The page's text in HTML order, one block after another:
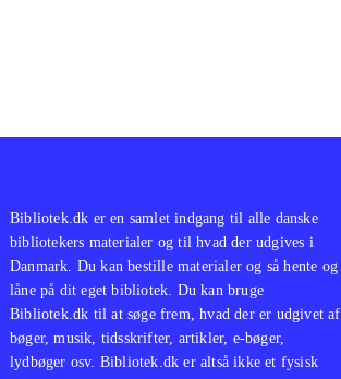
Bibliotek.dk er en samlet indgang til alle danske
bibliotekers materialer og til hvad der udgives i
Danmark. Du kan bestille materialer og så hente og
låne på dit eget bibliotek. Du kan bruge
Bibliotek.dk til at søge frem, hvad der er udgivet af
bøger, musik, tidsskrifter, artikler, e-bøger,
lydbøger osv. Bibliotek.dk er altså ikke et fysisk